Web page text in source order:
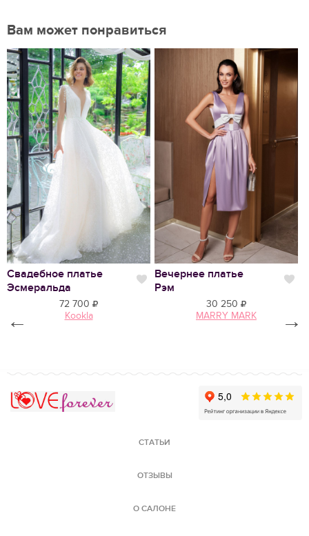
Вам может понравиться
Нравится
Свадебное платье
Эсмеральда
Нравится
72 700
Kookla
Вечернее платье
Рэм
30 250
MARRY MARK
← →
СТАТЬИ
ОТЗЫВЫ
О САЛОНЕ